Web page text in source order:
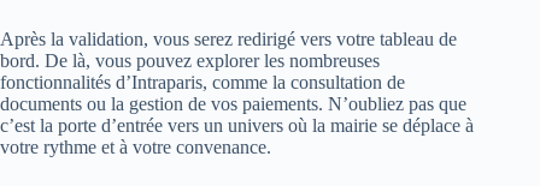
Après la validation, vous serez redirigé vers votre tableau de
bord. De là, vous pouvez explorer les nombreuses
fonctionnalités d’Intraparis, comme la consultation de
documents ou la gestion de vos paiements. N’oubliez pas que
c’est la porte d’entrée vers un univers où la mairie se déplace à
votre rythme et à votre convenance.